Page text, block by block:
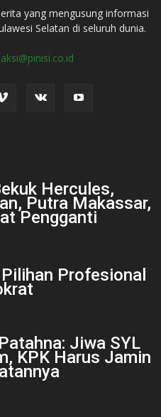
yang mengusung informasi
Selatan di seluruh dunia.
Hercules,
Putra Makassar,
Pengganti
Profesional
Jiwa SYL
KPK Harus Jamin